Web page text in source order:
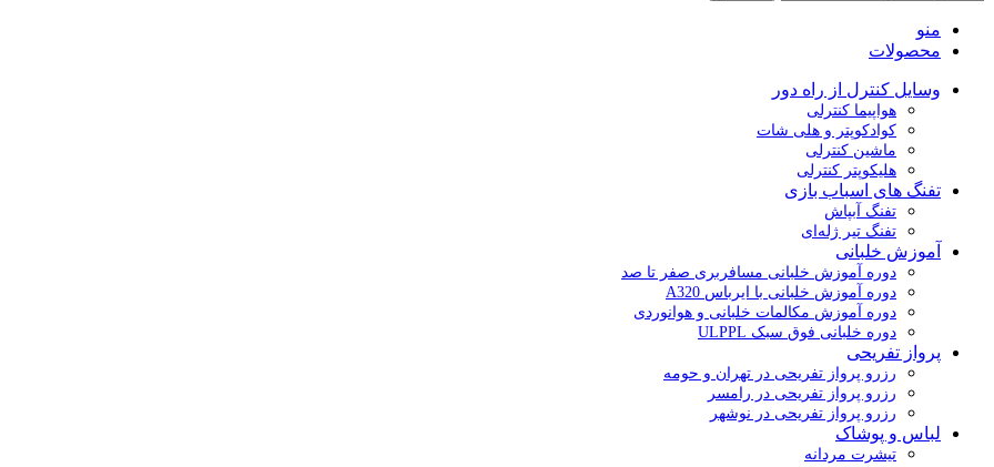
منو
محصولات
وسایل کنترل از راه دور
هواپیما کنترلی
کوادکوپتر و هلی شات
ماشین کنترلی
هلیکوپتر کنترلی
تفنگ های اسباب بازی
تفنگ آبپاش
تفنگ تیر ژله‌ای
آموزش خلبانی
دوره آموزش خلبانی مسافربری صفر تا صد
دوره آموزش خلبانی با ایرباس A320
دوره آموزش مکالمات خلبانی و هوانوردی
دوره خلبانی فوق سبک ULPPL
پرواز تفریحی
رزرو پرواز تفریحی در تهران و حومه
رزرو پرواز تفریحی در رامسر
رزرو پرواز تفریحی در نوشهر
لباس و پوشاک
تیشرت مردانه